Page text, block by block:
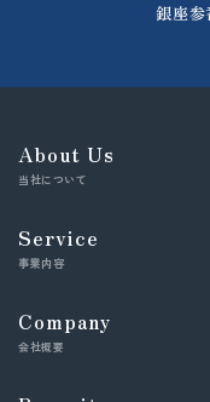
銀座
About Us
当社について
Service
事業内容
Company
会社概要